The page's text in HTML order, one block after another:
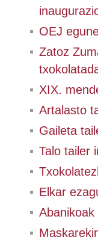
OEJ
Zatoz
XIX.
Artalasto
Gaileta
Talo tailer
Elkar
Abanikoak